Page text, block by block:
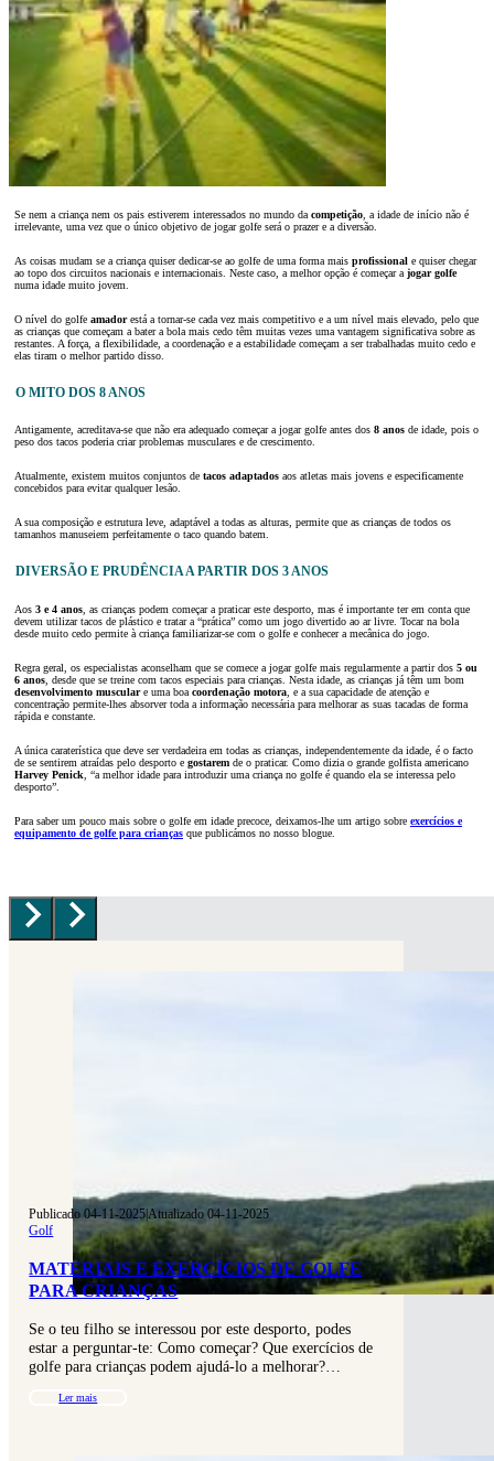
Se nem a criança nem os pais estiverem interessados no mundo da competição , a idade de início não é
irrelevante, uma vez que o único objetivo de jogar golfe será o prazer e a diversão.
As coisas mudam se a criança quiser dedicar-se ao golfe de uma forma mais profissional e quiser chegar
ao topo dos circuitos nacionais e internacionais. Neste caso, a melhor opção é começar a jogar golfe
numa idade muito jovem.
O nível do golfe amadorestá a tornar-se cada vez mais competitivo e a um nível mais elevado, pelo que
as crianças que começam a bater a bola mais cedo têm muitas vezes uma vantagem significativa sobre as
restantes. A força, a flexibilidade, a coordenação e a estabilidade começam a ser trabalhadas muito cedo e
elas tiram o melhor partido disso.
O MITO DOS 8 ANOS
Antigamente, acreditava-se que não era adequado começar a jogar golfe antes dos 8 anos de idade, pois o
peso dos tacos poderia criar problemas musculares e de crescimento.
Atualmente, existem muitos conjuntos de tacos adaptados aos atletas mais jovens e especificamente
concebidos para evitar qualquer lesão.
A sua composição e estrutura leve, adaptável a todas as alturas, permite que as crianças de todos os
tamanhos manuseiem perfeitamente o taco quando batem.
DIVERSÃO E PRUDÊNCIA A PARTIR DOS 3 ANOS
Aos 3 e 4 anos , as crianças podem começar a praticar este desporto, mas é importante ter em conta que
devem utilizar tacos de plástico e tratar a “prática” como um jogo divertido ao ar livre. Tocar na bola
desde muito cedo permite à criança familiarizar-se com o golfe e conhecer a mecânica do jogo.
Regra geral, os especialistas aconselham que se comece a jogar golfe mais regularmente a partir dos 5 ou
6 anos , desde que se treine com tacos especiais para crianças. Nesta idade, as crianças já têm um bom
desenvolvimento musculare uma boa coordenação motora , e a sua capacidade de atenção e
concentração permite-lhes absorver toda a informação necessária para melhorar as suas tacadas de forma
rápida e constante.
A única caraterística que deve ser verdadeira em todas as crianças, independentemente da idade, é o facto
de se sentirem atraídas pelo desporto e gostarem de o praticar. Como dizia o grande golfista americano
Harvey Penick , “a melhor idade para introduzir uma criança no golfe é quando ela se interessa pelo
desporto”.
Para saber um pouco mais sobre o golfe em idade precoce, deixamos-lhe um artigo sobre exercícios e
equipamento de golfe para crianças que publicámos no nosso blogue.
Publicado 04-11-2025|Atualizado 04-11-2025
Golf
MATERIAIS E EXERCÍCIOS DE GOLFE
PARA CRIANÇAS
Se o teu filho se interessou por este desporto, podes
estar a perguntar-te: Como começar? Que exercícios de
golfe para crianças podem ajudá-lo a melhorar?…
Ler mais